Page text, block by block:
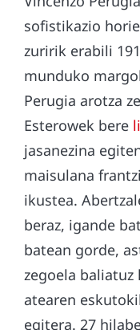
sofistikazio
zuririk erabili
munduko
Perugia arotza
Esterowek bere
jasanezina
maisulana
ikustea.
beraz, igande
batean gorde,
zegoela
atearen
egitera. 27